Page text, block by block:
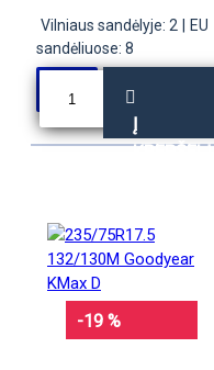
Vilniaus sandėlyje: 2
EU
sandėliuose: 8
Į
KREPŠELĮ
-19 %